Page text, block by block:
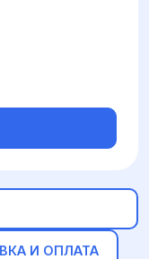
И ОПЛАТА